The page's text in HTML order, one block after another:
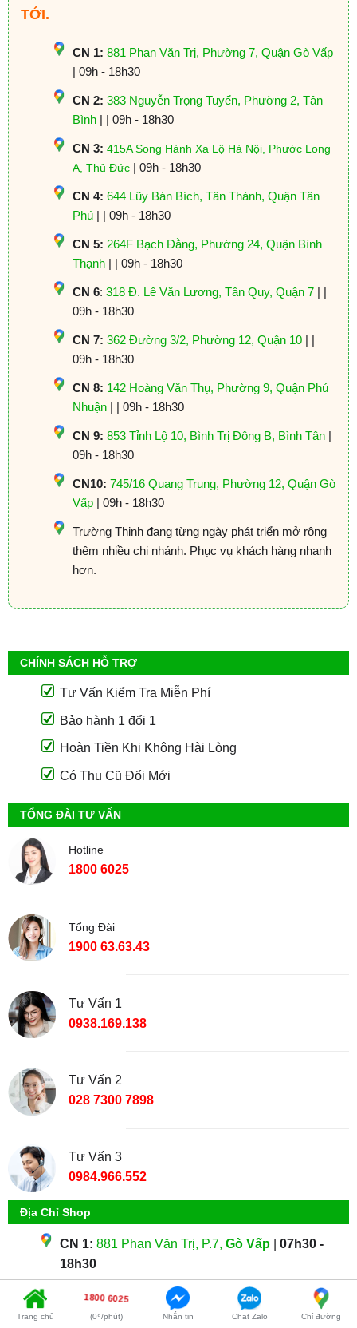
TỚI.
CN 1: 881 Phan Văn Trị, Phường 7, Quận Gò Vấp
| 09h - 18h30
CN 2: 383 Nguyễn Trọng Tuyển, Phường 2, Tân
Bình| | 09h - 18h30
CN 3: 415A Song Hành Xa Lộ Hà Nội, Phước Long
A, Thủ Đức| 09h - 18h30
CN 4: 644 Lũy Bán Bích, Tân Thành, Quận Tân
Phú| | 09h - 18h30
CN 5: 264F Bạch Đằng, Phường 24, Quận Bình
Thạnh| | 09h - 18h30
CN 6: 318 Đ. Lê Văn Lương, Tân Quy, Quận 7| |
09h - 18h30
CN 7: 362 Đường 3/2, Phường 12, Quận 10| |
09h - 18h30
CN 8: 142 Hoàng Văn Thụ, Phường 9, Quận Phú
Nhuận| | 09h - 18h30
CN 9: 853 Tỉnh Lộ 10, Bình Trị Đông B, Bình Tân|
09h - 18h30
CN10: 745/16 Quang Trung, Phường 12, Quận Gò
Vấp| 09h - 18h30
Trường Thịnh đang từng ngày phát triển mở rộng
thêm nhiều chi nhánh. Phục vụ khách hàng nhanh
hơn.
CHÍNH SÁCH HỖ TRỢ
Tư Vấn Kiểm Tra Miễn Phí
Bảo hành 1 đổi 1
Hoàn Tiền Khi Không Hài Lòng
Có Thu Cũ Đổi Mới
TỔNG ĐÀI TƯ VẤN
Hotline
1800 6025
Tổng Đài
1900 63.63.43
Tư Vấn 1
0938.169.138
Tư Vấn 2
028 7300 7898
Tư Vấn 3
0984.966.552
Địa Chỉ Shop
CN 1: 881 Phan Văn Trị, P.7, Gò Vấp| 07h30 -
18h30
CN 2: 304 Tô Ký, Phường Trung Mỹ Tây (Quận 12
Cũ), TPHCM
| 09h - 18h30
Trang chủ
1800 6025
(0₫/phút) Nhắn tin Chat Zalo Chỉ đường